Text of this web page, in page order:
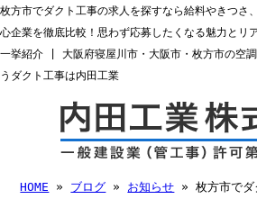
枚方市でダクト工事の求人を探すなら給料やきつさ
心企業を徹底比較！思わず応募したくなる魅力とリ
一挙紹介 | 大阪府寝屋川市・大阪市・枚方市の空
うダクト工事は内田工業
HOME » ブログ » お知らせ » 枚方市でダ